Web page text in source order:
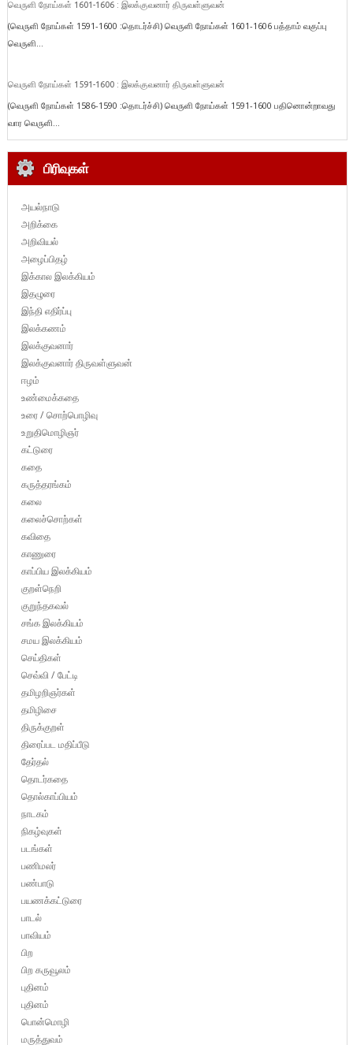
வெருளி நோய்கள் 1601-1606 : இலக்குவனார் திருவள்ளுவன்
(வெருளி நோய்கள் 1591-1600 :தொடர்ச்சி) வெருளி நோய்கள் 1601-1606 பத்தாம் வகுப்பு
வெருளி...
வெருளி நோய்கள் 1591-1600 : இலக்குவனார் திருவள்ளுவன்
(வெருளி நோய்கள் 1586-1590 :தொடர்ச்சி) வெருளி நோய்கள் 1591-1600 பதினொன்றாவது
வார வெருளி...
பிரிவுகள்
அயல்நாடு
அறிக்கை
அறிவியல்
அழைப்பிதழ்
இக்கால இலக்கியம்
இதழுரை
இந்தி எதிர்ப்பு
இலக்கணம்
இலக்குவனார்
இலக்குவனார் திருவள்ளுவன்
ஈழம்
உண்மைக்கதை
உரை / சொற்பொழிவு
உறுதிமொழிஞர்
கட்டுரை
கதை
கருத்தரங்கம்
கலை
கலைச்சொற்கள்
கவிதை
காணுரை
காப்பிய இலக்கியம்
குறள்நெறி
குறுந்தகவல்
சங்க இலக்கியம்
சமய இலக்கியம்
செய்திகள்
செவ்வி / பேட்டி
தமிழறிஞர்கள்
தமிழிசை
திருக்குறள்
திரைப்பட மதிப்பீடு
தேர்தல்
தொடர்கதை
தொல்காப்பியம்
நாடகம்
நிகழ்வுகள்
படங்கள்
பணிமலர்
பண்பாடு
பயணக்கட்டுரை
பாடல்
பாவியம்
பிற
பிற கருவூலம்
புதினம்
புதினம்
பொன்மொழி
மருத்துவம்